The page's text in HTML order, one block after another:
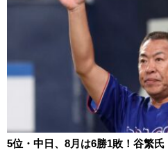
5位・中日、8月は6勝1敗！谷繁